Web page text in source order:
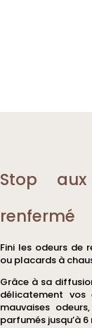
Stop
renfermé
Fini les odeurs de
ou placards à
Grâce à sa
délicatement
mauvaises
parfumés jusqu’à 6